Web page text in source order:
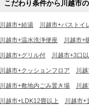
こだわり条件から川越市
川越市+給湯 川越市+バストイ
川越市+温水洗浄便座 川越市+
川越市+グリル付 川越市+3口
川越市+クッションフロア 川
川越市+敷地内ごみ置き場 川
川越市+LDK12畳以上 川越市+